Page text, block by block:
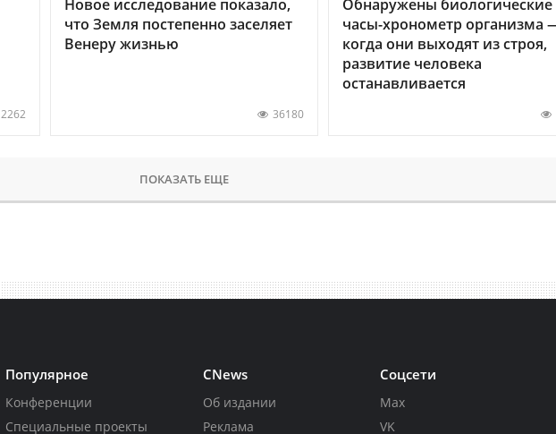
2262
Новое исследование показало,
что Земля постепенно заселяет
Венеру жизнью
36180
Обнаружены биологические
часы-хронометр организма
когда они выходят из строя,
развитие человека
останавливается
ПОКАЗАТЬ ЕЩЕ
Популярное
Конференции
Специальные проекты
CNews
Об издании
Реклама
Соцсети
Max
VK